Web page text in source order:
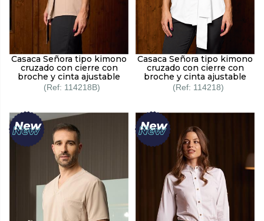
Casaca Señora tipo kimono
cruzado con cierre con
broche y cinta ajustable
114218B
Casaca Señora tipo kimono
cruzado con cierre con
broche y cinta ajustable
114218